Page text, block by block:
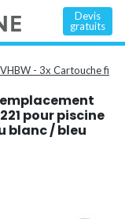
Devis
gratuits
VHBW - 3x Cartouche
pour piscine
blanc / bleu